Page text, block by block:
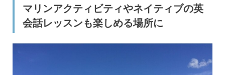
マリンアクティビティやネイティブの英
会話レッスンも楽しめる場所に